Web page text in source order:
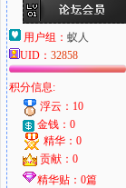
用户组： 蚁人
UID： 32858
积分信息:
浮云：10
金钱：0
精华：0
贡献：0
精华贴：0篇